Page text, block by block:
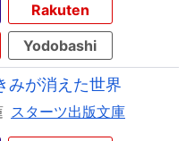
Rakuten
Yodobashi
みが消えた世界
スターツ出版文庫